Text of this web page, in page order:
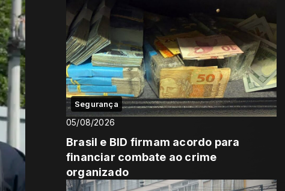
Segurança
05/08/2026
Brasil e BID firmam acordo para
financiar combate ao crime
organizado